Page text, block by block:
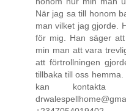
När jag sa till honom
man vilket jag gjorde.
för mig. Han säger
min man att vara
att förtrollningen
tillbaka till oss
kan